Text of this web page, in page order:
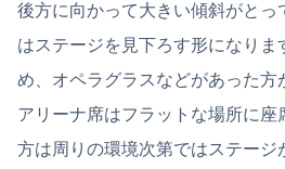
後方に向かって大きい傾斜がとっ
はステージを見下ろす形になりま
め、オペラグラスなどがあった方
アリーナ席はフラットな場所に座
方は周りの環境次第ではステージ